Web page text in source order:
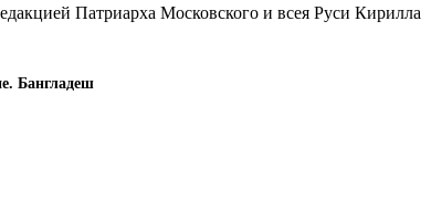
Патриарха Московского и всея Руси Кирилла
Бангладеш